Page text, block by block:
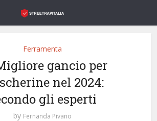
Ferramenta
gancio per
nel 2024:
gli esperti
by Fernanda Pivano